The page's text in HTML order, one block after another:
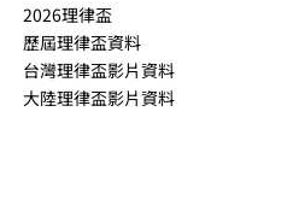
2026理律盃
歷屆理律盃資料
台灣理律盃影片資料
大陸理律盃影片資料